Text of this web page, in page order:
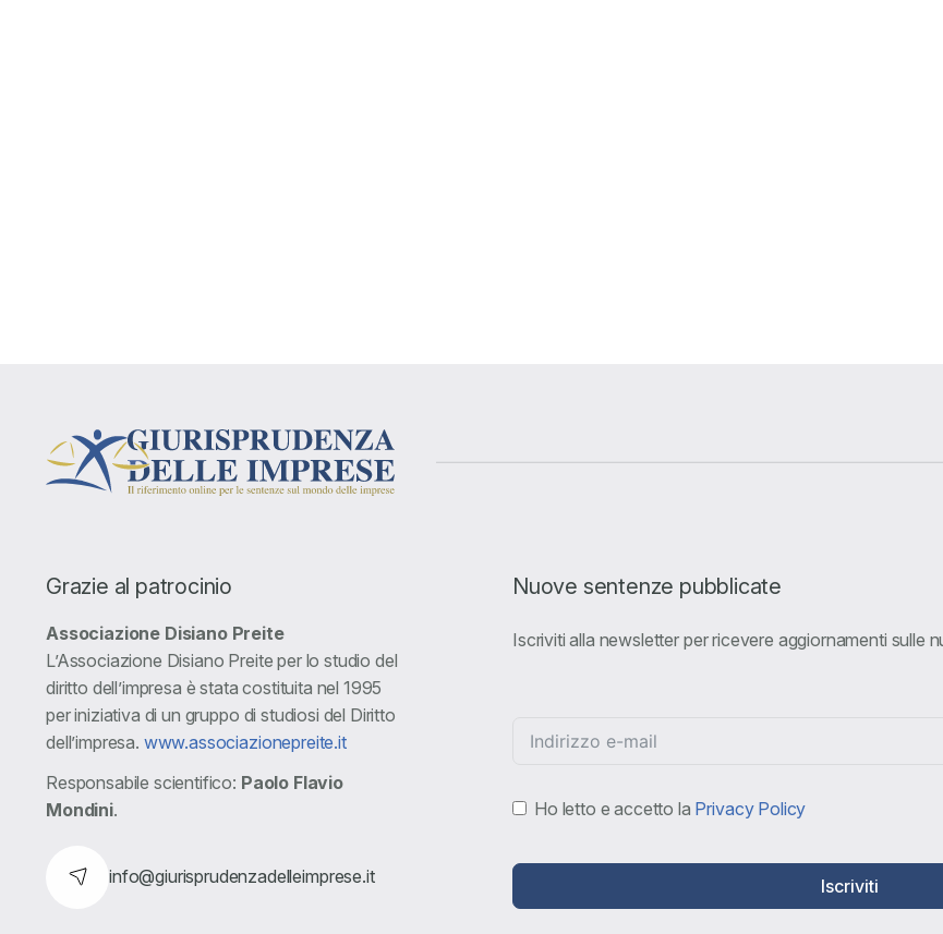
Grazie al patrocinio
Associazione Disiano Preite
L’Associazione Disiano Preite per lo studio del
diritto dell’impresa è stata costituita nel 1995
per iniziativa di un gruppo di studiosi del Diritto
dell’impresa. www.associazionepreite.it
Responsabile scientifico: Paolo Flavio
Mondini.
info@giurisprudenzadelleimprese.it
Nuove sentenze pubblicate
Iscriviti alla newsletter per ricevere aggiornamenti sulle
Ho letto e accetto la Privacy Policy
Iscriviti